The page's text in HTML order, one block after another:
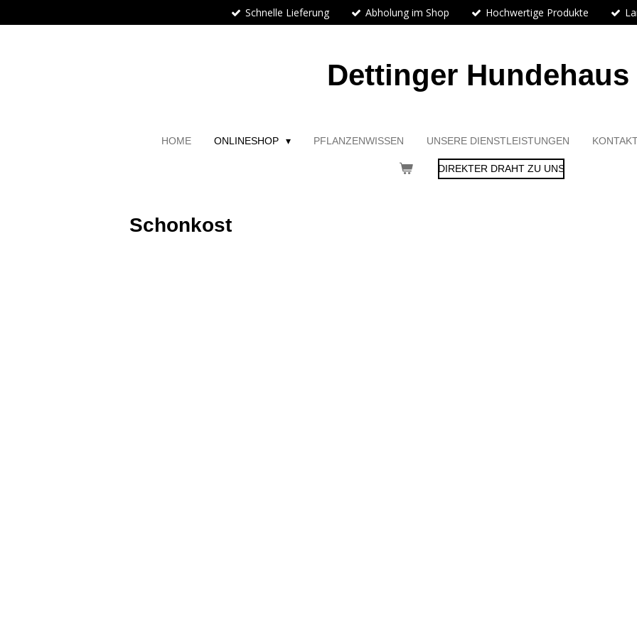
Hauptinhalt
Schnelle Lieferung Abholung im Shop Hochwertige Produkte
Dettinger Hundehaus
HOME ONLINESHOP PFLANZENWISSEN UNSERE DIENSTLEISTUNGEN
DIREKTER DRAHT ZU UNS
Schonkost